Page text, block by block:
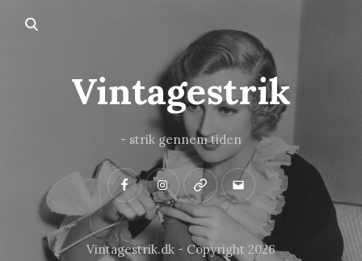
Vintagestrik
- strik gennem tiden
FacebookInstagramPinterest
Mail
Vintagestrik.dk - Copyright 2026